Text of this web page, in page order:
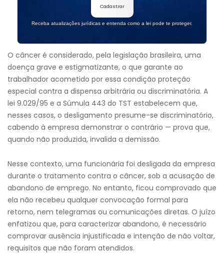
Cadastrar
Receba atualizações jurídicas e entenda como a lei pode te proteger.
O câncer é considerado, pela legislação brasileira, uma
doença grave e estigmatizante, o que garante ao
trabalhador acometido por essa condição proteção
especial contra a dispensa arbitrária ou discriminatória. A
lei 9.029/95 e a Súmula 443 do TST estabelecem que,
nesses casos, o desligamento presume-se discriminatório,
cabendo à empresa demonstrar o contrário — prova que,
quando não produzida, invalida a demissão.
Nesse contexto, uma funcionária foi desligada da empresa
durante o tratamento contra o câncer, sob a acusação de
abandono de emprego. No entanto, ficou comprovado que
ela não recebeu qualquer convocação formal para
retorno, nem telegramas ou comunicações diretas. O juízo
enfatizou que, para caracterizar abandono, é necessário
comprovar ausência injustificada e intenção de não voltar,
requisitos que não foram atendidos.